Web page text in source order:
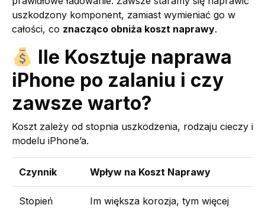
uszkodzony komponent, zamiast wymieniać go w
całości, co znacząco obniża koszt naprawy.
Ile Kosztuje naprawa
iPhone po zalaniu i czy
zawsze warto?
Koszt zależy od stopnia uszkodzenia, rodzaju cieczy i
modelu iPhone’a.
Czynnik Wpływ na Koszt Naprawy
Stopień
Im większa korozja, tym więcej